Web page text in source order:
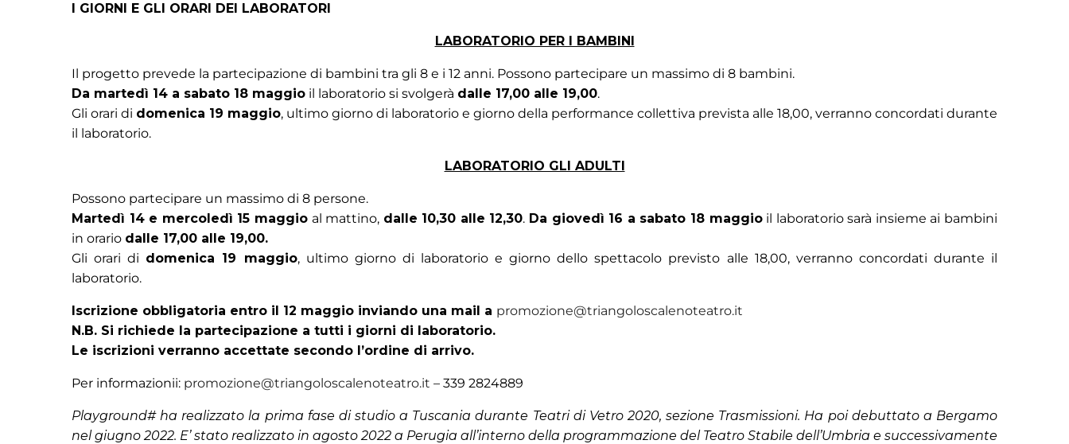
I GIORNI E GLI ORARI DEI LABORATORI
LABORATORIO PER I BAMBINI
Il progetto prevede la partecipazione di bambini tra gli 8 e i 12 anni. Possono partecipare un massimo di 8 bambini.
Da martedì 14 a sabato 18 maggio il laboratorio si svolgerà dalle 17,00 alle 19,00.
Gli orari di domenica 19 maggio, ultimo giorno di laboratorio e giorno della performance collettiva prevista alle 18,00, verranno concordati durante
il laboratorio.
LABORATORIO GLI ADULTI
Possono partecipare un massimo di 8 persone.
Martedì 14 e mercoledì 15 maggioal mattino, dalle 10,30 alle 12,30. Da giovedì 16 a sabato 18 maggioil laboratorio sarà insieme ai bambini
in orario dalle 17,00 alle 19,00.
Gli orari di domenica 19 maggio, ultimo giorno di laboratorio e giorno dello spettacolo previsto alle 18,00, verranno concordati durante il
laboratorio.
Iscrizione obbligatoria entro il 12 maggio inviando una mail a promozione@triangoloscalenoteatro.it
N.B. Si richiede la partecipazione a tutti i giorni di laboratorio.
Le iscrizioni verranno accettate secondo l’ordine di arrivo.
Per informazionii: promozione@triangoloscalenoteatro.it – 339 2824889
Playground# ha realizzato la prima fase di studio a Tuscania durante Teatri di Vetro 2020, sezione Trasmissioni. Ha poi debuttato a Bergamo
nel giugno 2022. E’ stato realizzato in agosto 2022 a Perugia all’interno della programmazione del Teatro Stabile dell’Umbria e successivamente